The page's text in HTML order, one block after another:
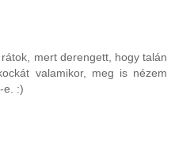
mert derengett, hogy talán
valamikor, meg is nézem
e. :)